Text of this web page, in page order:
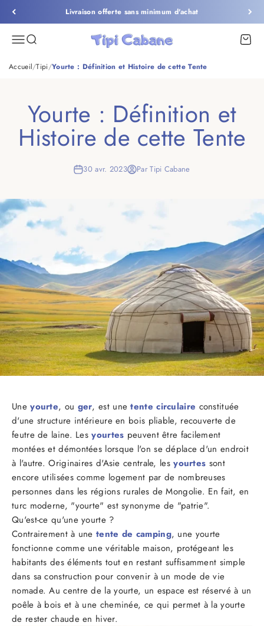
Passer au contenuLivraison offerte sans minimum d'achat
MenuRecherche Tipi Cabane Panier
Accueil/Tipi/Yourte : Définition et Histoire de cette Tente
Yourte : Définition et
Histoire de cette Tente
30 avr. 2023 Par Tipi Cabane
Uneyourte, ou ger, est unetente circulaire constituée
d'une structure intérieure en bois pliable, recouverte de
feutre de laine. Lesyourtes peuvent être facilement
montées et démontées lorsque l'on se déplace d'un endroit
à l'autre. Originaires d'Asie centrale, lesyourtes sont
encore utilisées comme logement par de nombreuses
personnes dans les régions rurales de Mongolie. En fait, en
turc moderne, "yourte" est synonyme de "patrie".
Qu'est-ce qu'une yourte ?
Contrairement à une tente de camping, une yourte
fonctionne comme une véritable maison, protégeant les
habitants des éléments tout en restant suffisamment simple
dans sa construction pour convenir à un mode de vie
nomade. Au centre de la yourte, un espace est réservé à un
poêle à bois et à une cheminée, ce qui permet à la yourte
de rester chaude en hiver.